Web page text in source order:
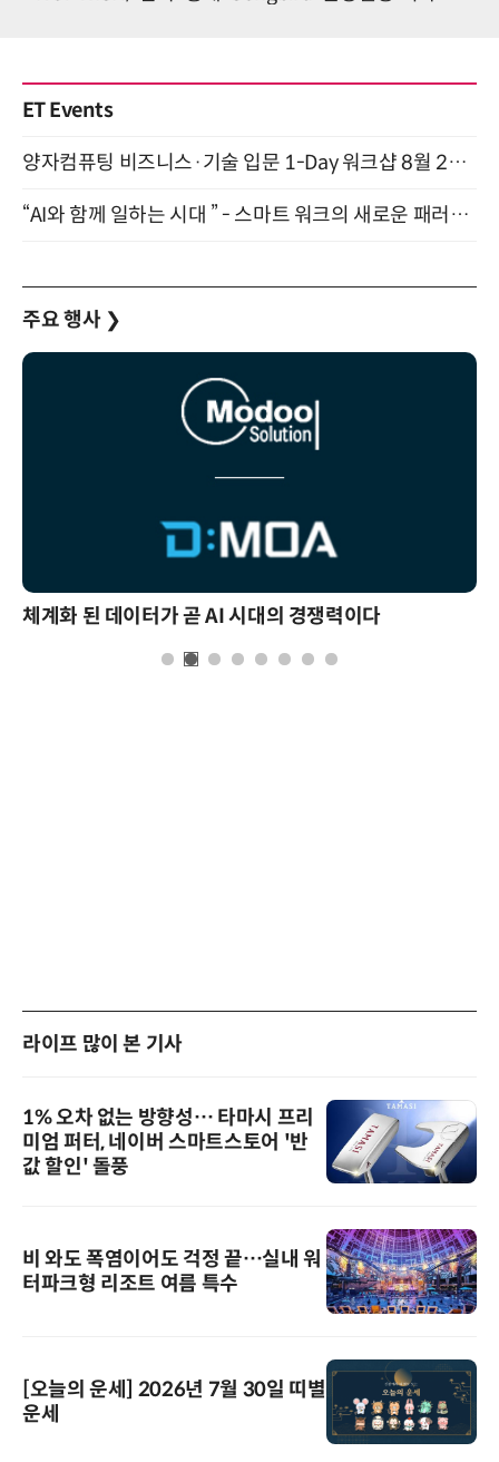
ET Events
양자컴퓨팅 비즈니스·기술 입문 1-Day 워크샵 8월 28일 개최
“AI와 함께 일하는 시대 ” - 스마트 워크의 새로운 패러다임 (9/11)
주요 행사 ❯
체계화 된 데이터가 곧 AI 시대의 경쟁력이다
라이프 많이 본 기사
1% 오차 없는 방향성… 타마시 프리
미엄 퍼터, 네이버 스마트스토어 '반
값 할인' 돌풍
비 와도 폭염이어도 걱정 끝…실내 워
터파크형 리조트 여름 특수
[오늘의 운세] 2026년 7월 30일 띠별
운세